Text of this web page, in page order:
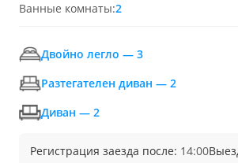
Ванные комнаты:2
Двойно легло — 3
Разтегателен диван — 2
Диван — 2
Регистрация заезда после: 14:00